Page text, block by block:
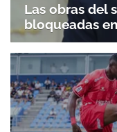
Las obras del
bloqueadas